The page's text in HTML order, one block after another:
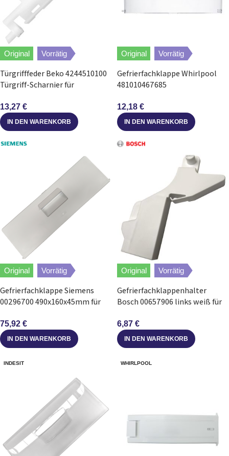
Original Vorrätig
Türgrifffeder Beko 4244510100
Türgriff-Scharnier für
13,27 €
IN DEN WARENKORB
Original Vorrätig
Gefrierfachklappe Whirlpool
481010467685
Kühlschrank
12,18 €
IN DEN WARENKORB
Original Vorrätig
Gefrierfachklappe Siemens
00296700 490x160x45mm für
75,92 €
IN DEN WARENKORB
Original Vorrätig
Gefrierfachklappenhalter
Bosch 00657906 links weiß für
6,87 €
IN DEN WARENKORB
INDESIT WHIRLPOOL